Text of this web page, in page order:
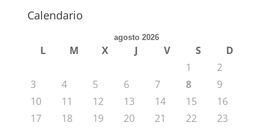
Calendario
agosto 2026
L M X J V S
D
1
2
3
4 5 6 7 8
9
10
11 12 13 14 15
16
17
18 19 20 21 22
23